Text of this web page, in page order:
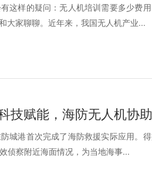
这样的疑问：无人机培训需要多少费
大家聊聊。近年来，我国无人机产业...
技赋能，海防无人机协
城港首次完成了海防救援实际应用。
侦察附近海面情况，为当地海事...